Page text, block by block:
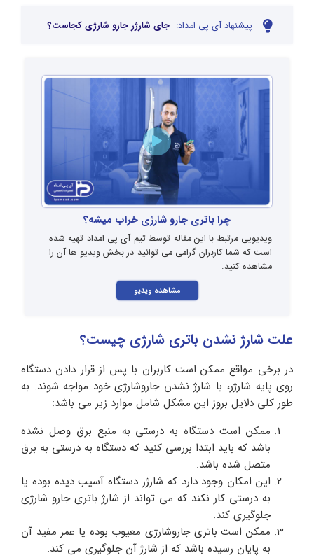
پیشنهاد آی پی امداد: جای شارژر جارو شارژی کجاست؟
چرا باتری جارو شارژی خراب میشه؟
ویدیویی مرتبط با این مقاله توسط تیم آی پی امداد تهیه شده
است که شما کاربران گرامی می توانید در بخش ویدیو ها آن را
مشاهده کنید.
مشاهده ویدیو
علت شارژ نشدن باتری شارژی چیست؟
در برخی مواقع ممکن است کاربران با پس از قرار دادن دستگاه
روی پایه شارژر، با شارژ نشدن جاروشارژی خود مواجه شوند. به
طور کلی دلایل بروز این مشکل شامل موارد زیر می باشد:
ممکن است دستگاه به درستی به منبع برق وصل نشده
باشد که باید ابتدا بررسی کنید که دستگاه به درستی به برق
متصل شده باشد.
این امکان وجود دارد که شارژر دستگاه آسیب دیده بوده یا
به درستی کار نکند که می تواند از شارژ باتری جارو شارژی
جلوگیری کند.
ممکن است باتری جاروشارژی معیوب بوده یا عمر مفید آن
به پایان رسیده باشد که از شارژ آن جلوگیری می کند.